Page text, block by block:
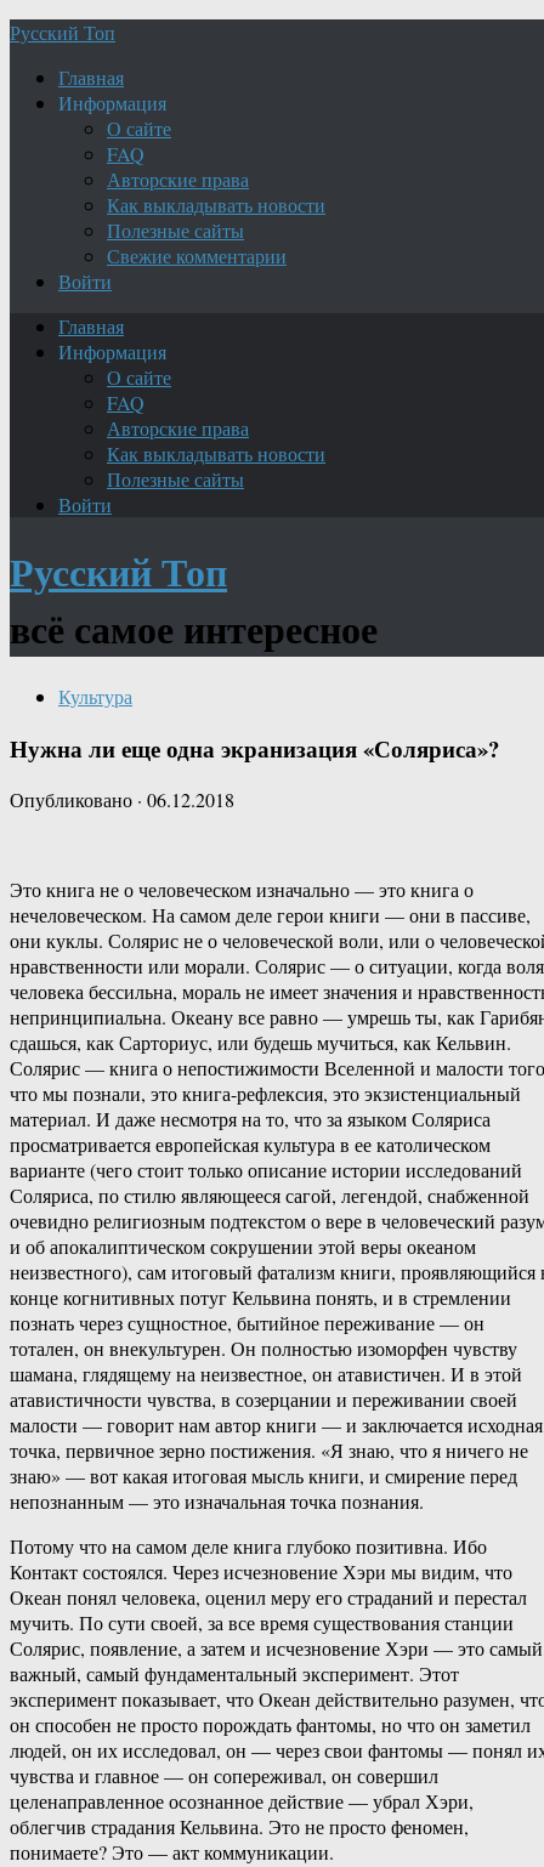
Русский Топ
Главная
Информация
О сайте
FAQ
Авторские права
Как выкладывать новости
Полезные сайты
Свежие комментарии
Войти
Главная
Информация
О сайте
FAQ
Авторские права
Как выкладывать новости
Полезные сайты
Войти
Русский Топ
всё самое интересное
Культура
Нужна ли еще одна экранизация «Соляриса»?
Опубликовано · 06.12.2018
Это книга не о человеческом изначально — это книга о
нечеловеческом. На самом деле герои книги — они в пассиве,
они куклы. Солярис не о человеческой воли, или о
нравственности или морали. Солярис — о ситуации, когда воля
человека бессильна, мораль не имеет значения и
непринципиальна. Океану все равно — умрешь ты, как
сдашься, как Сарториус, или будешь мучиться, как Кельвин.
Солярис — книга о непостижимости Вселенной и малости
что мы познали, это книга-рефлексия, это экзистенциальный
материал. И даже несмотря на то, что за языком Соляриса
просматривается европейская культура в ее католическом
варианте (чего стоит только описание истории исследований
Соляриса, по стилю являющееся сагой, легендой, снабженной
очевидно религиозным подтекстом о вере в человеческий
и об апокалиптическом сокрушении этой веры океаном
неизвестного), сам итоговый фатализм книги, проявляющийся
конце когнитивных потуг Кельвина понять, и в стремлении
познать через сущностное, бытийное переживание — он
тотален, он внекультурен. Он полностью изоморфен чувству
шамана, глядящему на неизвестное, он атавистичен. И в этой
атавистичности чувства, в созерцании и переживании своей
малости — говорит нам автор книги — и заключается исходная
точка, первичное зерно постижения. «Я знаю, что я ничего не
знаю» — вот какая итоговая мысль книги, и смирение перед
непознанным — это изначальная точка познания.
Потому что на самом деле книга глубоко позитивна. Ибо
Контакт состоялся. Через исчезновение Хэри мы видим, что
Океан понял человека, оценил меру его страданий и перестал
мучить. По сути своей, за все время существования станции
Солярис, появление, а затем и исчезновение Хэри — это самый
важный, самый фундаментальный эксперимент. Этот
эксперимент показывает, что Океан действительно разумен,
он способен не просто порождать фантомы, но что он заметил
людей, он их исследовал, он — через свои фантомы — понял
чувства и главное — он сопереживал, он совершил
целенаправленное осознанное действие — убрал Хэри,
облегчив страдания Кельвина. Это не просто феномен,
понимаете? Это — акт коммуникации.